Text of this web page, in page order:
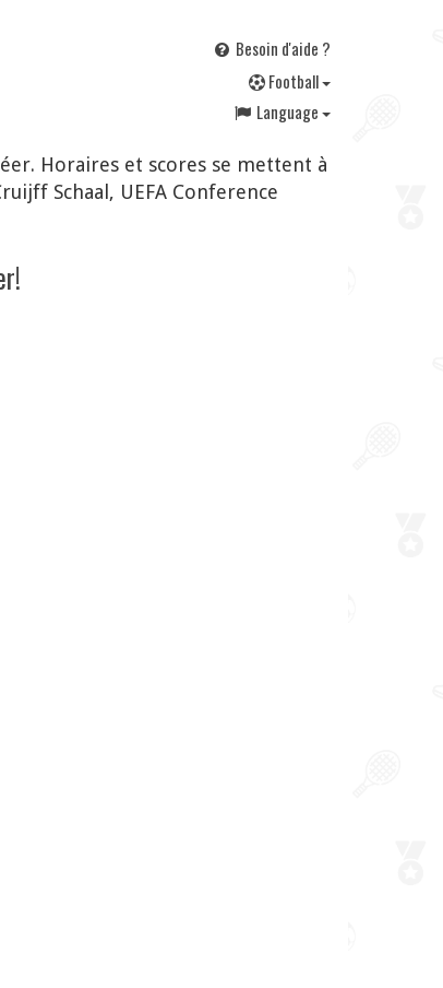
Besoin d'aide ?
Football
Language
Horaires et scores se mettent à
Schaal, UEFA Conference